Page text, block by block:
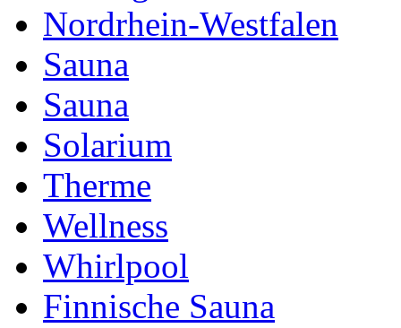
Nordrhein-Westfalen
Sauna
Sauna
Solarium
Therme
Wellness
Whirlpool
Finnische Sauna